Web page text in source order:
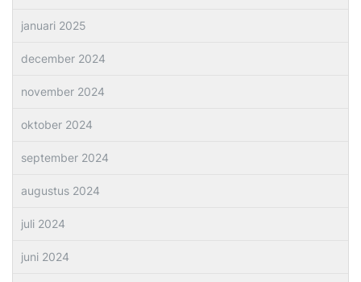
januari 2025
december 2024
november 2024
oktober 2024
september 2024
augustus 2024
juli 2024
juni 2024